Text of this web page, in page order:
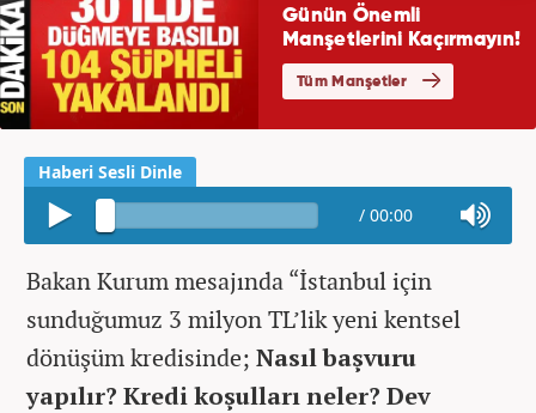
/ 00:00
Bakan Kurum mesajında “İstanbul için
sunduğumuz 3 milyon TL’lik yeni kentsel
dönüşüm kredisinde; Nasıl başvuru
yapılır? Kredi koşulları neler? Dev